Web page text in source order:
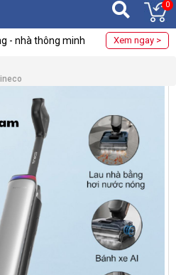
0
- nhà thông minh Xem ngay >